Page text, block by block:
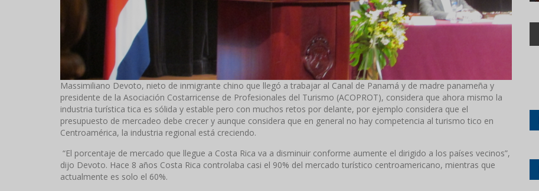
Massimiliano Devoto, nieto de inmigrante chino que llegó a trabajar al Canal de Panamá y de madre panameña y
presidente de la Asociación Costarricense de Profesionales del Turismo (ACOPROT), considera que ahora mismo la
industria turística tica es sólida y estable pero con muchos retos por delante, por ejemplo considera que el
presupuesto de mercadeo debe crecer y aunque considera que en general no hay competencia al turismo tico en
Centroamérica, la industria regional está creciendo.
“El porcentaje de mercado que llegue a Costa Rica va a disminuir conforme aumente el dirigido a los países vecinos”,
dijo Devoto. Hace 8 años Costa Rica controlaba casi el 90% del mercado turístico centroamericano, mientras que
actualmente es solo el 60%.